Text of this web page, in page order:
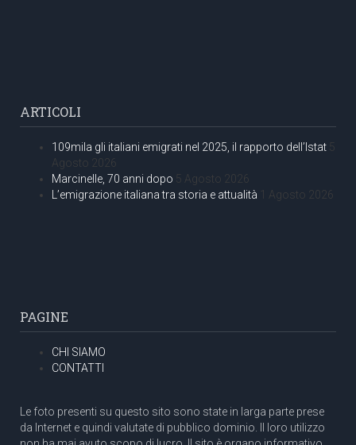
ARTICOLI
109mila gli italiani emigrati nel 2025, il rapporto dell’Istat 5
Agosto 2026
Marcinelle, 70 anni dopo 5 Agosto 2026
L’emigrazione italiana tra storia e attualità 1 Agosto 2026
PAGINE
CHI SIAMO
CONTATTI
Le foto presenti su questo sito sono state in larga parte prese
da Internet e quindi valutate di pubblico dominio. Il loro utilizzo